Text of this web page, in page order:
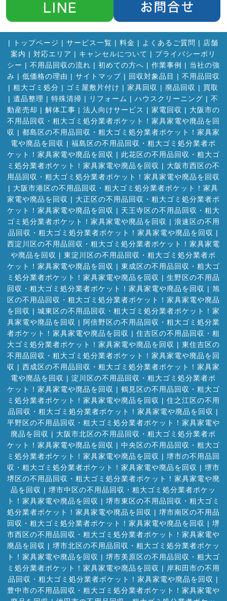
| トップページ | サービス一覧 | 料金 | よくあるご質問 | 店舗
案内 | 対応エリア | キャンセルについて | プライバシーポリ
シー | 不用品回収の流れ | 初めての方へ | 作業事例 | 当社の強
み | 低価格の理由 | サイトマップ| 回収対象品目 | 不用品回収
| 粗大ゴミ処分 | ゴミ屋敷片付け | 家具回収 | 廃品回収 | 買取
| 遺品整理 | 特殊清掃 | リフォーム | ハウスクリーニング | 不
動産売却 | 解体工事 | 法人向けサービス | 家電回収 | 大阪市の
不用品回収・粗大ゴミ処分業者ポケット！家具家電や廃品を回
収 | 都島区の不用品回収・粗大ゴミ処分業者ポケット！家具家
電や廃品を回収 | 福島区の不用品回収・粗大ゴミ処分業者ポ
ケット！家具家電や廃品を回収 | 此花区の不用品回収・粗大ゴ
ミ処分業者ポケット！家具家電や廃品を回収 | 大阪市西区の不
用品回収・粗大ゴミ処分業者ポケット！家具家電や廃品を回収
| 大阪市港区の不用品回収・粗大ゴミ処分業者ポケット！家具
家電や廃品を回収 | 大正区の不用品回収・粗大ゴミ処分業者ポ
ケット！家具家電や廃品を回収 | 天王寺区の不用品回収・粗大
ゴミ処分業者ポケット！家具家電や廃品を回収 | 浪速区の不用
品回収・粗大ゴミ処分業者ポケット！家具家電や廃品を回収 |
西淀川区の不用品回収・粗大ゴミ処分業者ポケット！家具家電
や廃品を回収 | 東淀川区の不用品回収・粗大ゴミ処分業者ポ
ケット！家具家電や廃品を回収 | 東成区の不用品回収・粗大ゴ
ミ処分業者ポケット！家具家電や廃品を回収 | 生野区の不用品
回収・粗大ゴミ処分業者ポケット！家具家電や廃品を回収 | 旭
区の不用品回収・粗大ゴミ処分業者ポケット！家具家電や廃品
を回収 | 城東区の不用品回収・粗大ゴミ処分業者ポケット！家
具家電や廃品を回収 | 阿倍野区の不用品回収・粗大ゴミ処分業
者ポケット！家具家電や廃品を回収 | 住吉区の不用品回収・粗
大ゴミ処分業者ポケット！家具家電や廃品を回収 | 東住吉区の
不用品回収・粗大ゴミ処分業者ポケット！家具家電や廃品を回
収 | 西成区の不用品回収・粗大ゴミ処分業者ポケット！家具家
電や廃品を回収 | 淀川区の不用品回収・粗大ゴミ処分業者ポ
ケット！家具家電や廃品を回収 | 鶴見区の不用品回収・粗大ゴ
ミ処分業者ポケット！家具家電や廃品を回収 | 住之江区の不用
品回収・粗大ゴミ処分業者ポケット！家具家電や廃品を回収 |
平野区の不用品回収・粗大ゴミ処分業者ポケット！家具家電や
廃品を回収 | 大阪市北区の不用品回収・粗大ゴミ処分業者ポ
ケット！家具家電や廃品を回収 | 中央区の不用品回収・粗大ゴ
ミ処分業者ポケット！家具家電や廃品を回収 | 堺市の不用品回
収・粗大ゴミ処分業者ポケット！家具家電や廃品を回収 | 堺市
堺区の不用品回収・粗大ゴミ処分業者ポケット！家具家電や廃
品を回収 | 堺市中区の不用品回収・粗大ゴミ処分業者ポケッ
ト！家具家電や廃品を回収 | 堺市東区の不用品回収・粗大ゴミ
処分業者ポケット！家具家電や廃品を回収 | 堺市南区の不用品
回収・粗大ゴミ処分業者ポケット！家具家電や廃品を回収 | 堺
市西区の不用品回収・粗大ゴミ処分業者ポケット！家具家電や
廃品を回収 | 堺市北区の不用品回収・粗大ゴミ処分業者ポケッ
ト！家具家電や廃品を回収 | 堺市美原区の不用品回収・粗大ゴ
ミ処分業者ポケット！家具家電や廃品を回収 | 岸和田市の不用
品回収・粗大ゴミ処分業者ポケット！家具家電や廃品を回収 |
豊中市の不用品回収・粗大ゴミ処分業者ポケット！家具家電や